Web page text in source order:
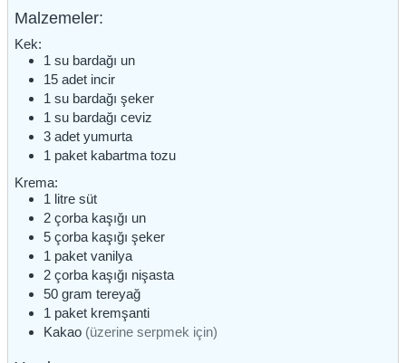
Malzemeler:
Kek:
1 su bardağı un
15 adet incir
1 su bardağı şeker
1 su bardağı ceviz
3 adet yumurta
1 paket kabartma tozu
Krema:
1 litre süt
2 çorba kaşığı un
5 çorba kaşığı şeker
1 paket vanilya
2 çorba kaşığı nişasta
50 gram tereyağ
1 paket kremşanti
Kakao (üzerine serpmek için)